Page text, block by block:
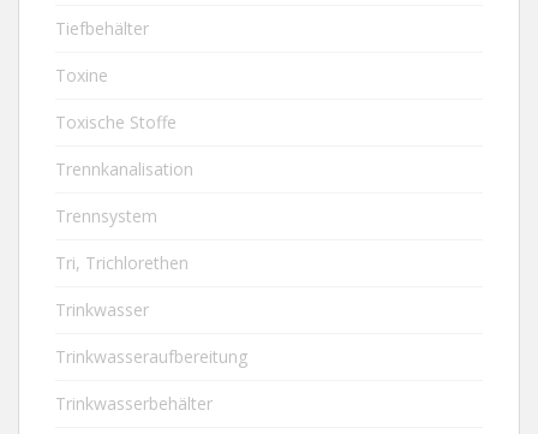
Tiefbehälter
Toxine
Toxische Stoffe
Trennkanalisation
Trennsystem
Tri, Trichlorethen
Trinkwasser
Trinkwasseraufbereitung
Trinkwasserbehälter